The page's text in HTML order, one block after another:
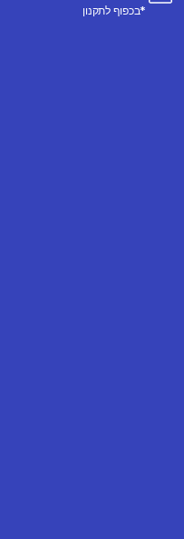
*בכפוף לתקנון